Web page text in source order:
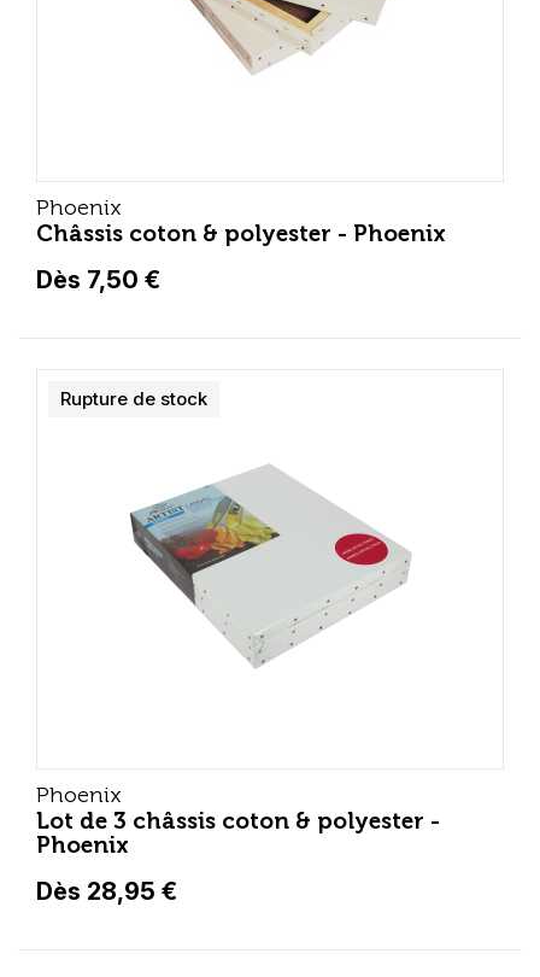
Phoenix
Châssis coton & polyester - Phoenix
Dès 7,50 €
Phoenix
Lot de 3 châssis coton & polyester -
Phoenix
Dès 28,95 €
Rupture de stock